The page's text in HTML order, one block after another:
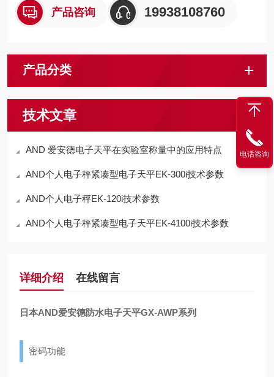
产品咨询 19938108760
产品分类
技术文章
AND 爱安德电子天平在实验室称量中的应用特点
AND个人电子秤紧凑型电子天平EK-300i技术参数
AND个人电子秤EK-120i技术参数
AND个人电子秤紧凑型电子天平EK-4100i技术参数
详细介绍 在线留言
日本AND爱安德防水电子天平GX-AWP系列
密码功能
电话咨询